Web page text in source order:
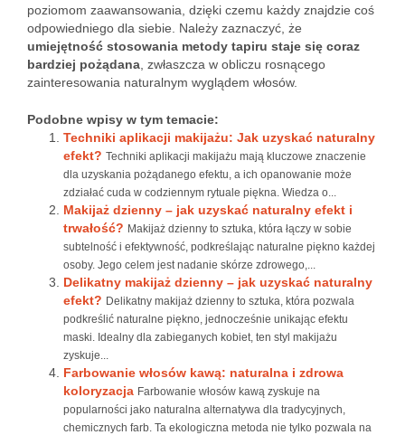
poziomom zaawansowania, dzięki czemu każdy znajdzie coś
odpowiedniego dla siebie. Należy zaznaczyć, że
umiejętność stosowania metody tapiru staje się coraz
bardziej pożądana , zwłaszcza w obliczu rosnącego
zainteresowania naturalnym wyglądem włosów.
Podobne wpisy w tym temacie:
Techniki aplikacji makijażu: Jak uzyskać naturalny
efekt? Techniki aplikacji makijażu mają kluczowe znaczenie
dla uzyskania pożądanego efektu, a ich opanowanie może
zdziałać cuda w codziennym rytuale piękna. Wiedza o...
Makijaż dzienny – jak uzyskać naturalny efekt i
trwałość? Makijaż dzienny to sztuka, która łączy w sobie
subtelność i efektywność, podkreślając naturalne piękno każdej
osoby. Jego celem jest nadanie skórze zdrowego,...
Delikatny makijaż dzienny – jak uzyskać naturalny
efekt? Delikatny makijaż dzienny to sztuka, która pozwala
podkreślić naturalne piękno, jednocześnie unikając efektu
maski. Idealny dla zabieganych kobiet, ten styl makijażu
zyskuje...
Farbowanie włosów kawą: naturalna i zdrowa
koloryzacja Farbowanie włosów kawą zyskuje na
popularności jako naturalna alternatywa dla tradycyjnych,
chemicznych farb. Ta ekologiczna metoda nie tylko pozwala na